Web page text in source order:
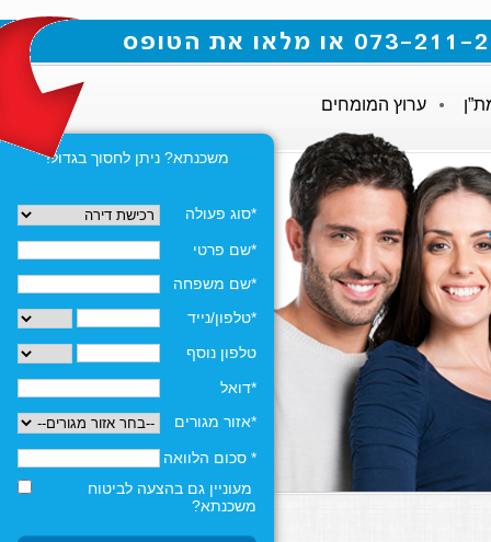
ערוץ המומחים
משכנתא? ניתן לחסוך בגדול!
*סוג פעולה
*שם פרטי
*שם משפחה
*טלפון/נייד
טלפון נוסף
*דואל
*אזור מגורים
* סכום הלוואה
מעוניין גם בהצעה לביטוח
משכנתא?